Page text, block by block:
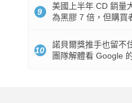
9
美國上半年 CD 銷量
為黑膠 7 倍，但購買
10
諾貝爾獎推手也留不
團隊解體看 Google